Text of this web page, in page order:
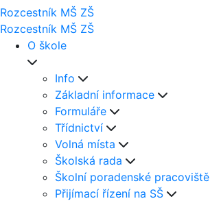
Rozcestník MŠ ZŠ
Rozcestník MŠ ZŠ
O škole
Info
Základní informace
Formuláře
Třídnictví
Volná místa
Školská rada
Školní poradenské pracoviště
Přijímací řízení na SŠ